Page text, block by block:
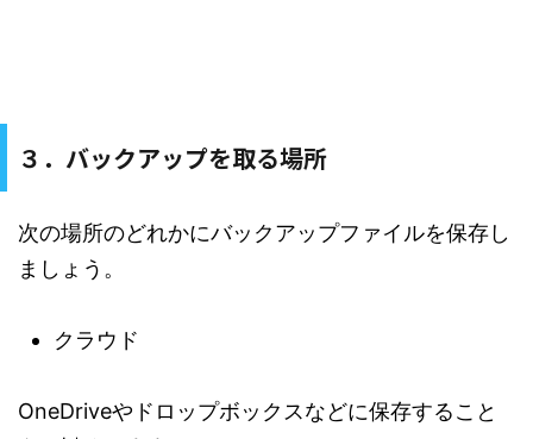
３．バックアップを取る場所
次の場所のどれかにバックアップファイルを保存し
ましょう。
クラウド
OneDriveやドロップボックスなどに保存すること